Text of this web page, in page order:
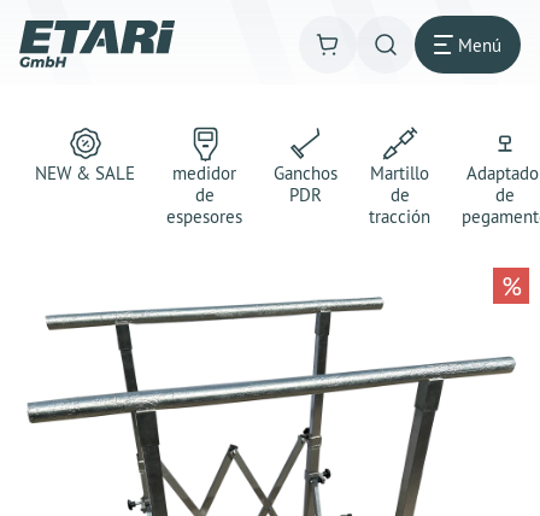
Menú
NEW & SALE
medidor
de
espesores
Ganchos
PDR
Martillo
de
tracción
de
%